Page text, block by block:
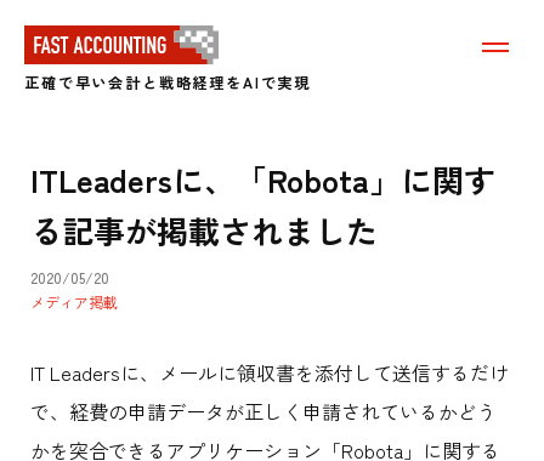
正確で早い会計と戦略経理をAIで実現
メ
ITLeadersに、「Robota」に関す
る記事が掲載されました
2020/05/20
メディア掲載
IT Leadersに、メールに領収書を添付して送信するだけ
で、経費の申請データが正しく申請されているかどう
かを突合できるアプリケーション「Robota」に関する